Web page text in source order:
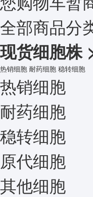
全部商品分
现货细胞株
热销细胞 耐药细胞 稳转细胞
热销细胞
耐药细胞
稳转细胞
原代细胞
其他细胞